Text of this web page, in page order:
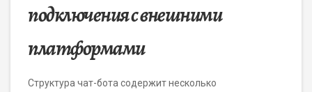
подключения с внешними
платформами
Структура чат-бота содержит несколько